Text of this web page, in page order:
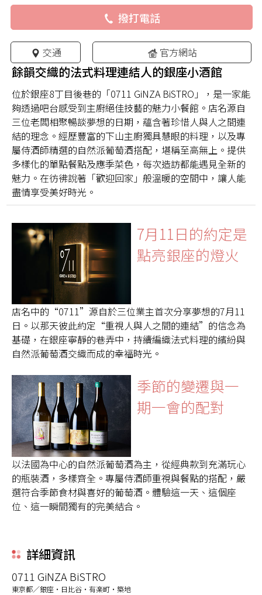
撥打電話
交通 官方網站
餘韻交織的法式料理連結人的銀座小酒館
位於銀座8丁目後巷的「0711 GiNZA BiSTRO」，是一家能
夠透過吧台感受到主廚絕佳技藝的魅力小餐館。店名源自
三位老闆相聚暢談夢想的日期，蘊含著珍惜人與人之間連
結的理念。經歷豐富的下山主廚獨具慧眼的料理，以及專
屬侍酒師精選的自然派葡萄酒搭配，堪稱至高無上。提供
多樣化的單點餐點及應季菜色，每次造訪都能遇見全新的
魅力。在彷彿說著「歡迎回家」般溫暖的空間中，讓人能
盡情享受美好時光。
7月11日的約定是
點亮銀座的燈火
店名中的“0711”源自於三位業主首次分享夢想的7月11
日。以那天彼此約定“重視人與人之間的連結”的信念為
基礎，在銀座寧靜的巷弄中，持續編織法式料理的繽紛與
自然派葡萄酒交織而成的幸福時光。
季節的變遷與一
期一會的配對
以法國為中心的自然派葡萄酒為主，從經典款到充滿玩心
的瓶裝酒，多樣齊全。專屬侍酒師重視與餐點的搭配，嚴
選符合季節食材與喜好的葡萄酒。體驗這一天、這個座
位、這一瞬間獨有的完美結合。
詳細資訊
0711 GiNZA BiSTRO
東京都／銀座・日比谷・有楽町・築地